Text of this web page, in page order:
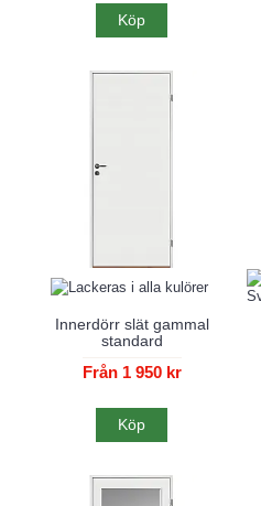
Köp
Innerdörr slät gammal
standard
Från 1 950 kr
Köp